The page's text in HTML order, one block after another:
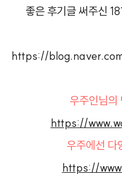
좋은 후기글 써주신
https://
우주인님의
https://
우주에선 다
https://